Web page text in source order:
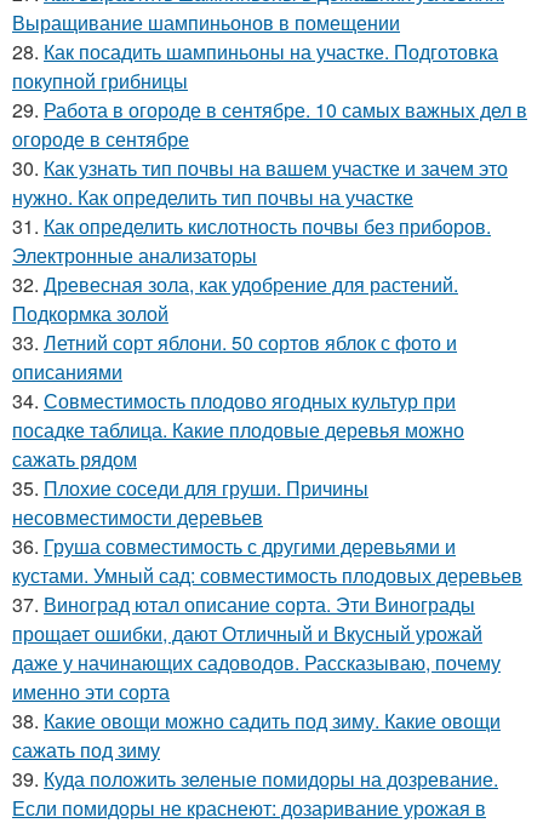
Выращивание шампиньонов в помещении
28. Как посадить шампиньоны на участке. Подготовка
покупной грибницы
29. Работа в огороде в сентябре. 10 самых важных дел в
огороде в сентябре
30. Как узнать тип почвы на вашем участке и зачем это
нужно. Как определить тип почвы на участке
31. Как определить кислотность почвы без приборов.
Электронные анализаторы
32. Древесная зола, как удобрение для растений.
Подкормка золой
33. Летний сорт яблони. 50 сортов яблок с фото и
описаниями
34. Совместимость плодово ягодных культур при
посадке таблица. Какие плодовые деревья можно
сажать рядом
35. Плохие соседи для груши. Причины
несовместимости деревьев
36. Груша совместимость с другими деревьями и
кустами. Умный сад: совместимость плодовых деревьев
37. Виноград ютал описание сорта. Эти Винограды
прощает ошибки, дают Отличный и Вкусный урожай
даже у начинающих садоводов. Рассказываю, почему
именно эти сорта
38. Какие овощи можно садить под зиму. Какие овощи
сажать под зиму
39. Куда положить зеленые помидоры на дозревание.
Если помидоры не краснеют: дозаривание урожая в